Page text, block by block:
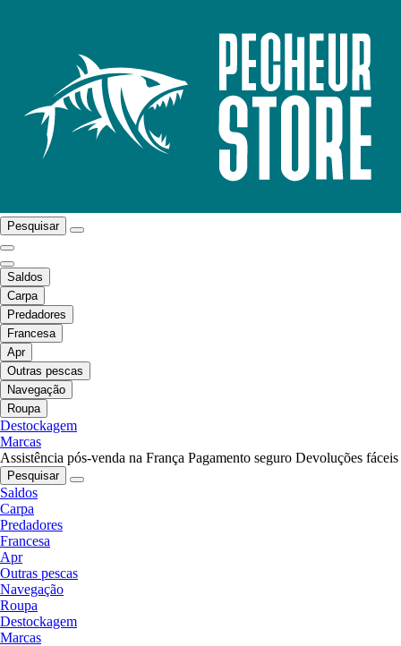
Pesquisar
Saldos
Carpa
Predadores
Francesa
Apr
Outras pescas
Navegação
Roupa
Destockagem
Marcas
Assistência pós-venda na França Pagamento seguro Devoluções fáceis
Pesquisar
Saldos
Carpa
Predadores
Francesa
Apr
Outras pescas
Navegação
Roupa
Destockagem
Marcas